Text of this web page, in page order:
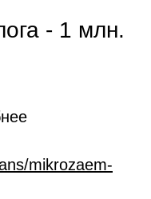
- 1 млн.
mikrozaem-